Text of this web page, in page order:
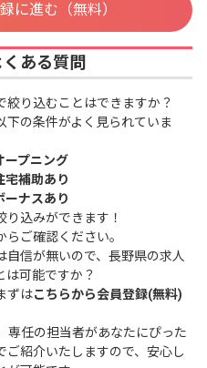
に進む（無料）
くある質問
絞り込むことはできますか？
下の条件がよく見られていま
ープニング
宅補助あり
ーナスあり
込みができます！
らご確認ください。
自信が無いので、長野県の求人
は可能ですか？
ずはこちらから会員登録(無料)
専任の担当者があなたにぴった
ご紹介いたしますので、安心し